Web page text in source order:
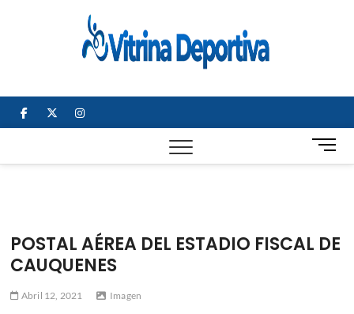
facebook
twitterinstagram
B
o
e
POSTAL AÉREA DEL ESTADIO FISCAL DE
CAUQUENES
Abril 12, 2021 Imagen